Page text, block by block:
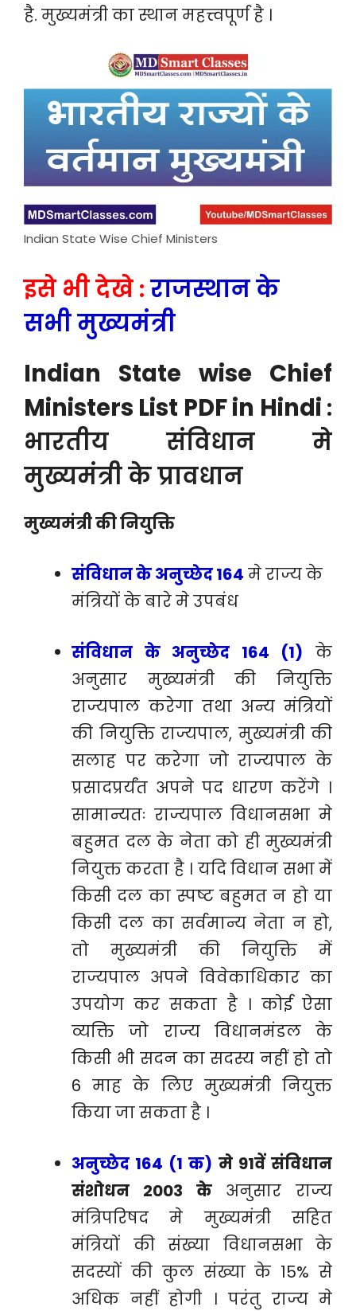
है. मुख्यमंत्री का स्थान महत्त्वपूर्ण है ।
Indian State Wise Chief Ministers
इसे भी देखे : राजस्थान के
सभी मुख्यमंत्री
Indian State wise Chief
Ministers List PDF in Hindi :
भारतीय संविधान मे
मुख्यमंत्री के प्रावधान
मुख्यमंत्री की नियुक्ति
संविधान के अनुच्छेद 164 मे राज्य के
मंत्रियों के बारे मे उपबंध
संविधान के अनुच्छेद 164 (1)
के
अनुसार मुख्यमंत्री की नियुक्ति
राज्यपाल करेगा तथा अन्य मंत्रियों
की नियुक्ति राज्यपाल, मुख्यमंत्री की
सलाह पर करेगा जो राज्यपाल के
प्रसादप्रर्यंत अपने पद धारण करेंगे ।
सामान्यतः राज्यपाल विधानसभा मे
बहुमत दल के नेता को ही मुख्यमंत्री
नियुक्त करता है । यदि विधान सभा में
किसी दल का स्पष्ट बहुमत न हो या
किसी दल का सर्वमान्य नेता न हो,
तो मुख्यमंत्री की नियुक्ति में
राज्यपाल अपने विवेकाधिकार का
उपयोग कर सकता है । कोई ऐसा
व्यक्ति जो राज्य विधानमंडल के
किसी भी सदन का सदस्य नहीं हो तो
6 माह के लिए मुख्यमंत्री नियुक्त
किया जा सकता है ।
अनुच्छेद 164 (1 क) मे 91वें संविधान
संशोधन 2003 केअनुसार राज्य
मंत्रिपरिषद मे मुख्यमंत्री सहित
मंत्रियों की संख्या विधानसभा के
सदस्यों की कुल संख्या के 15% से
अधिक नहीं होगी । परंतु राज्य मे